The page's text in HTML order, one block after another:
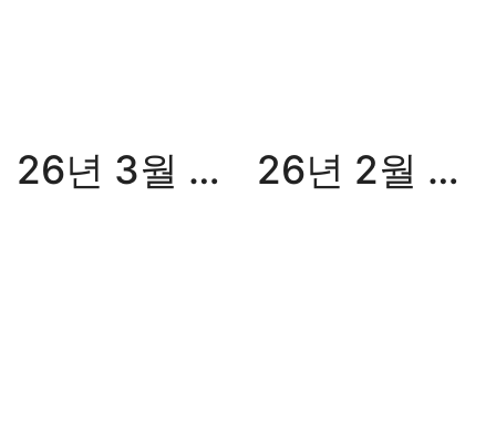
26년 3월 월간화승 26년 2월 월간화승